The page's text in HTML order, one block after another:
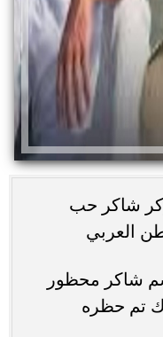
شاكر حب
العربي
شاكر محظور
تم حظره